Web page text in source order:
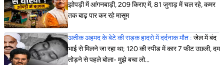
झोपड़ी में आंगनबाड़ी, 209 किराए में, 81 जुगाड़ में चल रहे, कमर
तक बाढ़ पार कर रहे मासूम
अतीक अहमद के बेटे की सड़क हादसे में दर्दनाक मौत : जेल में बंद
भाई से मिलने जा रहा था; 120 की स्पीड में कार 7 फीट उछली, दम
तोड़ने से पहले बोला- मुझे बचा लो...